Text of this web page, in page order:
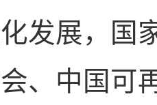
发展，国
、中国可